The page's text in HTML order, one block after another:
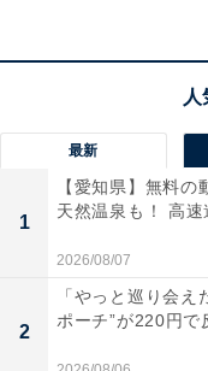
Anyview Castでス
きます。音声アシス
ムーズ！ 使いやす
ユーザーからは「
く」という声があが
を探している人に
最新
1
【愛知県】無料
天然温泉も！ 高速
2026/08/07
2
「やっと巡り会え
ポーチ”が220円で